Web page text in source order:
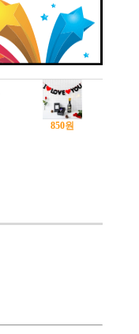
850원